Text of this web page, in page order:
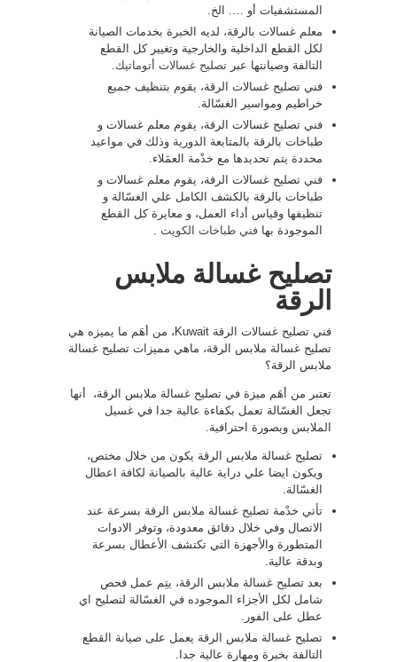
المستشفيات أو …. الخ.
معلم غسالات بالرقة، لديه الخبرة بخدمات الصيانة
لكل القطع الداخلية والخارجية وتغيير كل القطع
التالفة وصيانتها عبر تصليح غسالات أتوماتيك
فني تصليح غسالات الرقة، يقوم بتنظيف جميع
خراطيم ومواسير الغسّالة.
فني تصليح غسالات الرقة، يقوم معلم غسالات و
طباخات بالرقة بالمتابعة الدورية وذلك في مواعيد
محددة يتم تحديدها مع خدْمة العمَلاء.
فني تصليح غسالات الرقة، يقوم معلم غسالات و
طباخات بالرقة بالكشف الكامل علي الغسّالة و
تنظيفها وقياس أداء العمل، و معايرة كل القطع
الموجودة بها فني طباخات الكويت
تصليح غسالة ملابس
الرقة
فني تصليح غسالات الرقة Kuwait، من أهَم ما يميزه هي
تصليح غسالة ملابس الرقة، ماهي مميزات تصليح غسالة
ملابس الرقة؟
تعتبر من أهَم ميزة في تصليح غسالة ملابس الرقة، أنها
تجعل الغسّالة تعمل بكفاءة عالية جدا في غسيل
الملابس وبصورة احترافية.
تصليح غسالة ملابس الرقة يكون من خلال مختص،
ويكون ايضا علي دراية عالية بالصيانة لكافة اعطال
الغسّالة.
تأتي خدْمة تصليح غسالة ملابس الرقة بسرعة عند
الاتصال وفي خلال دقائق معدودة، وتوفر الادوات
المتطورة والأجهزة التي تكتشف الأعطال بسرعة
وبدقة عالية.
بعد تصليح غسالة ملابس الرقة، يتِم عمل فحص
شامل لكل الأجزاء الموجوده في الغسّالة لتصليح اي
عطل على الفور.
تصليح غسالة ملابس الرقة يعمل على صيانة القطع
التالفة بخبرة ومهارة عالية جدا.